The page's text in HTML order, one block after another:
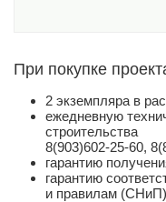
При покупке
2 экземпляра в
ежедневную
строительства
8(903)602-25-60,
гарантию
гарантию
и правилам (СНиП)